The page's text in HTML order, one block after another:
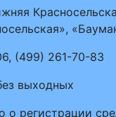
, (499) 261-70-83
выходных
о регистрации